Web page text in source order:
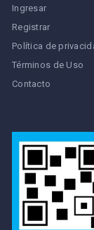
Ingresar
Registrar
Política de
Términos de Uso
Contacto